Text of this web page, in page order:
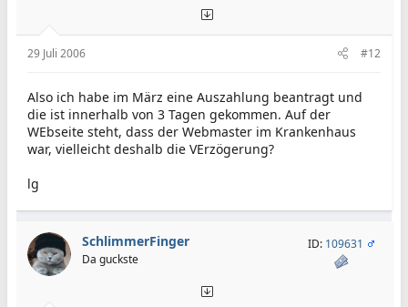
29 Juli 2006 #12
Also ich habe im März eine Auszahlung beantragt und
die ist innerhalb von 3 Tagen gekommen. Auf der
WEbseite steht, dass der Webmaster im Krankenhaus
war, vielleicht deshalb die VErzögerung?
lg
SchlimmerFinger
Da guckste
ID: 109631